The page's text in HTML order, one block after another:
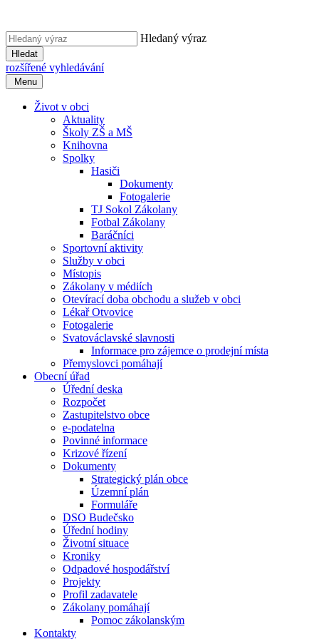
Hledaný výraz
Hledat
rozšířené vyhledávání
Menu
Život v obci
Aktuality
Školy ZŠ a MŠ
Knihovna
Spolky
Hasiči
Dokumenty
Fotogalerie
TJ Sokol Zákolany
Fotbal Zákolany
Baráčníci
Sportovní aktivity
Služby v obci
Místopis
Zákolany v médiích
Otevírací doba obchodu a služeb v obci
Lékař Otvovice
Fotogalerie
Svatováclavské slavnosti
Informace pro zájemce o prodejní místa
Přemyslovci pomáhají
Obecní úřad
Úřední deska
Rozpočet
Zastupitelstvo obce
e-podatelna
Povinné informace
Krizové řízení
Dokumenty
Strategický plán obce
Územní plán
Formuláře
DSO Budečsko
Úřední hodiny
Životní situace
Kroniky
Odpadové hospodářství
Projekty
Profil zadavatele
Zákolany pomáhají
Pomoc zákolanským
Kontakty